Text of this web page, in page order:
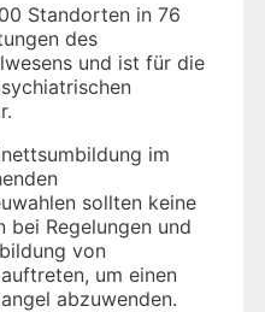
Standorten in 76
des
und ist für die
im
sollten keine
bei Regelungen und
von
um einen
abzuwenden.